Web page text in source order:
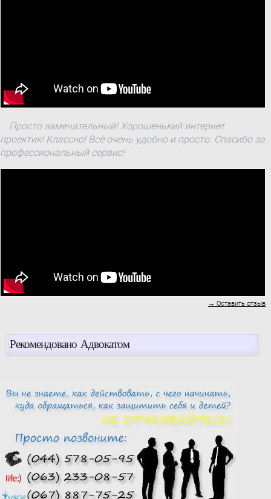
Просто замечательный! Хорошенький интернет
проектик! Классно! Всё очень удобно и просто. Спасибо за
профессиональный сервис!
→ Оставить отзыв
Рекомендовано Адвокатом